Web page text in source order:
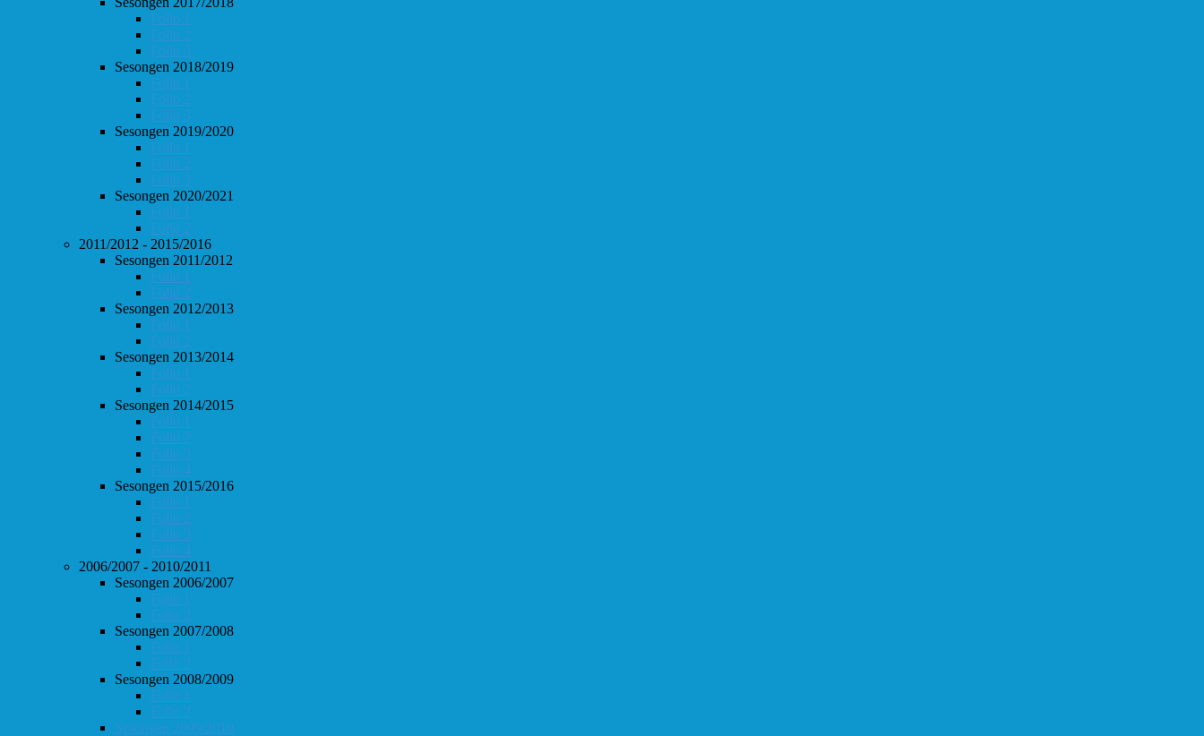
Follo 1
Follo 2
Follo 3
Sesongen 2018/2019
Follo 1
Follo 2
Follo 3
Sesongen 2019/2020
Follo 1
Follo 2
Follo 3
Sesongen 2020/2021
Follo 1
Follo 2
2011/2012 - 2015/2016
Sesongen 2011/2012
Follo 1
Follo 2
Sesongen 2012/2013
Follo 1
Follo 2
Sesongen 2013/2014
Follo 1
Follo 2
Sesongen 2014/2015
Follo 1
Follo 2
Follo 3
Follo 4
Sesongen 2015/2016
Follo 1
Follo 2
Follo 3
Follo 4
2006/2007 - 2010/2011
Sesongen 2006/2007
Follo 1
Follo 2
Sesongen 2007/2008
Follo 1
Follo 2
Sesongen 2008/2009
Follo 1
Follo 2
Sesongen 2009/2010